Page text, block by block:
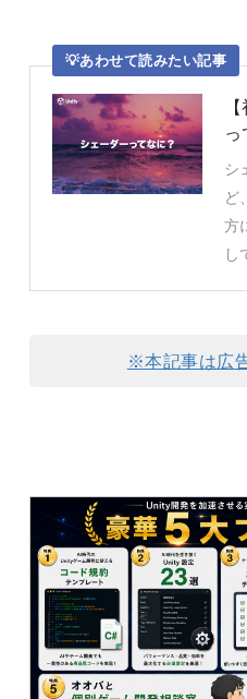
あわせて読みたい記事
っ
シ
ど
方
し
※本記事は広